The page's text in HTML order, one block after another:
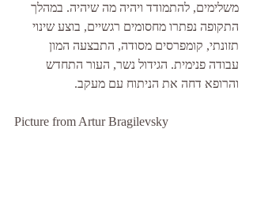
משלימים, להתמודד ויהיה מה שיהיה. במהלך
התקופה נפתרו מחסומים רגשיים, בוצע שינוי
תזונתי, קומפרסים מסודה, התבצעה המון
עבודה פנימית. הגידול נשר, העור התחדש
והרופא דחה את הניתוח עם מעקב.
Picture from Artur Bragilevsky